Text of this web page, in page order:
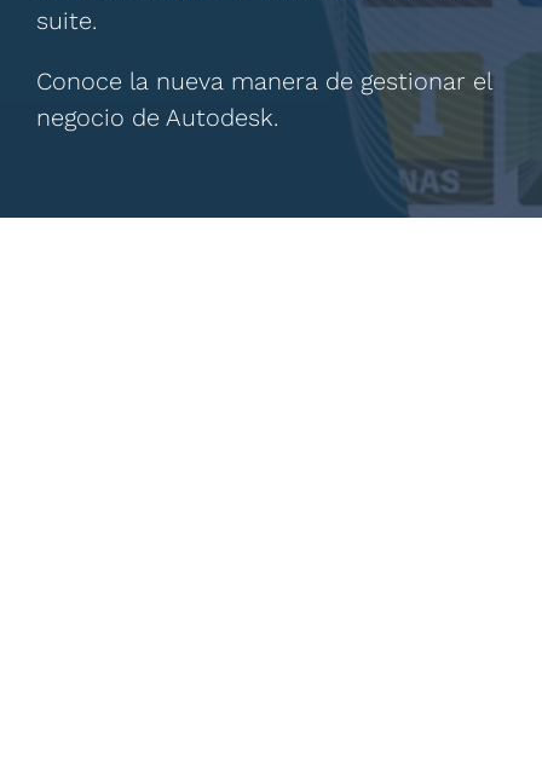
suite.
Conoce la nueva manera de gestionar el
negocio de Autodesk.